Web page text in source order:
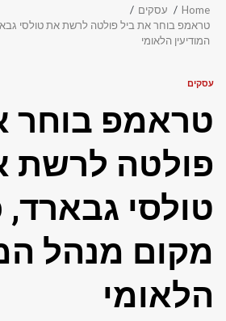
Home
עסקים
טראמפ בוחר את ביל פולטה לרשת את טולסי
המודיעין הלאומי
עסקים
טראמפ בוחר
פולטה לרשת
טולסי
מקום מנהל
הלאומי